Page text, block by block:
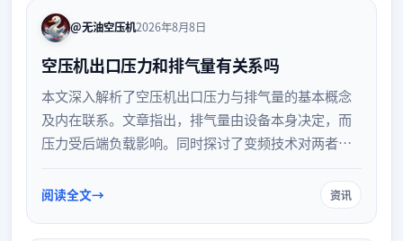
@无油空压机2026年8月8日
空压机出口压力和排气量有关系吗
本文深入解析了空压机出口压力与排气量的基本概念
及内在联系。文章指出，排气量由设备本身决定，而
压力受后端负载影响。同时探讨了变频技术对两者关
备选型建议，帮助企业实现高效节能运行。
阅读全文 资讯